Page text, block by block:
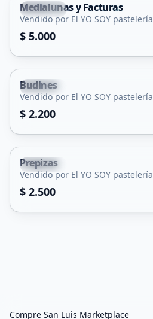
Capital
Medialunas y Facturas
Vendido por El YO SOY pastelería
$ 5.000
Capital
Budines
Vendido por El YO SOY pastelería
$ 2.200
Capital
Prepizas
Vendido por El YO SOY pastelería
$ 2.500
Compre San Luis Marketplace